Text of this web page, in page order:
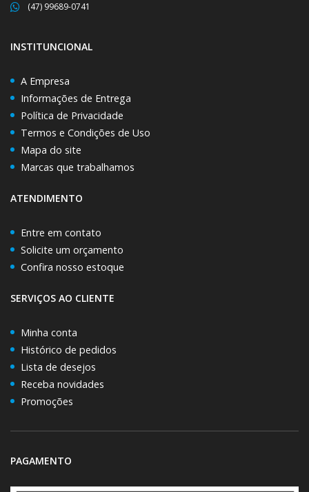
(47) 99689-0741
INSTITUNCIONAL
A Empresa
Informações de Entrega
Política de Privacidade
Termos e Condições de Uso
Mapa do site
Marcas que trabalhamos
ATENDIMENTO
Entre em contato
Solicite um orçamento
Confira nosso estoque
SERVIÇOS AO CLIENTE
Minha conta
Histórico de pedidos
Lista de desejos
Receba novidades
Promoções
PAGAMENTO